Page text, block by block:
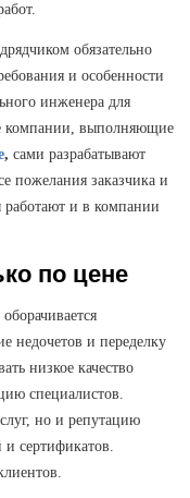
обязательно
и особенности
инженера для
компании, выполняющие
, сами разрабатывают
пожелания заказчика и
и в компании
по цене
недочетов и переделку
низкое качество
специалистов.
но и репутацию
сертификатов.